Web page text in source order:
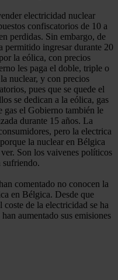
electricidad nuclear
confiscatorios de 10 a
perdidas. Sin embargo, de
permitido ingresar durante 20
la eólica, con precios
les paga el doble, triple o
nuclear, y con precios
pues que se quede el
se dedican a la eólica, gas
gas el Gobierno también le
durante 15 años. La
pero la electrica
la nuclear en Bélgica
Son los vaivenes políticos
sufriendo.
comentado no conocen la
en Bélgica. Desde que
coste de la electricidad se ha
aumentado sus emisiones